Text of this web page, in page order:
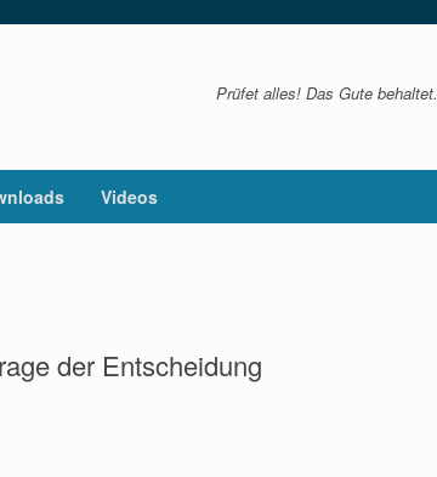
Prüfet alles! Das Gute behaltet.
Videos
der Entscheidung